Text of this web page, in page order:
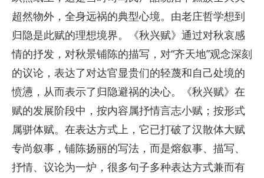
超然物外，全身远祸的典型心境。由老庄哲学想到
归隐是此赋的理想境界。《秋兴赋》通过对秋哀感
情的抒发，对秋景铺陈的描写，对“齐天地”观念深刻
的议论，表达了对达官显贵们的轻蔑和自己处境的
愤懑，从而表示了归隐避祸的决心。《秋兴赋》在
赋的发展阶段中，按内容属抒情言志小赋；按形式
属骈体赋。在表达方式上，它已打破了汉散体大赋
专尚叙事，铺陈扬丽的写法，而是熔叙事、描写、
抒情、议论为一炉，很多句子多种表达方式兼而有